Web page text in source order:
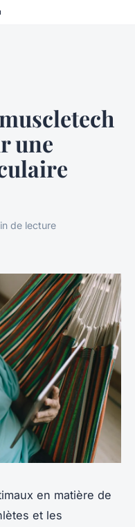
une
de lecture
en matière de
et les